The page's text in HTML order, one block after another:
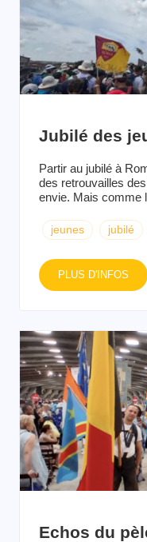
Jubilé des
Partir au jubilé à
des retrouvailles
envie. Mais comme
jeunes jubilé
PLUS D'INFOS
Echos du